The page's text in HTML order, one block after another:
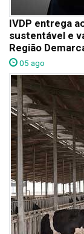
IVDP entrega
sustentável e
Região
05 ago